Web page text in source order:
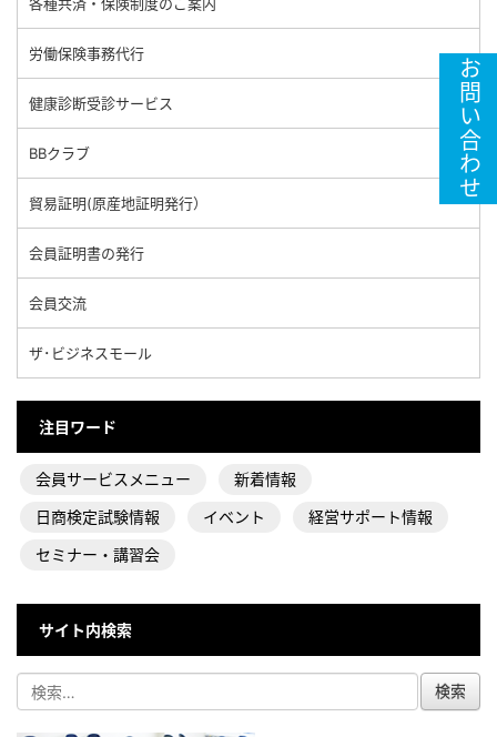
労働保険事務代行
健康診断受診サービス
BBクラブ
貿易証明(原産地証明発行）
会員証明書の発行
会員交流
ザ･ビジネスモール
注目ワード
会員サービスメニュー
新着情報
日商検定試験情報
イベント
経営サポート情報
セミナー・講習会
サイト内検索
お問い合わせ